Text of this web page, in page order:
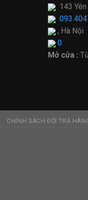
143
, Hà Nội
0
Mở cửa :
CHÍNH SÁCH ĐỔI TRẢ